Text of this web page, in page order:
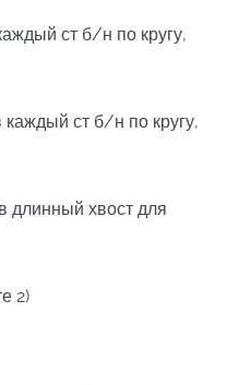
ст б/н по кругу,
каждый ст б/н по кругу,
длинный хвост для
2)